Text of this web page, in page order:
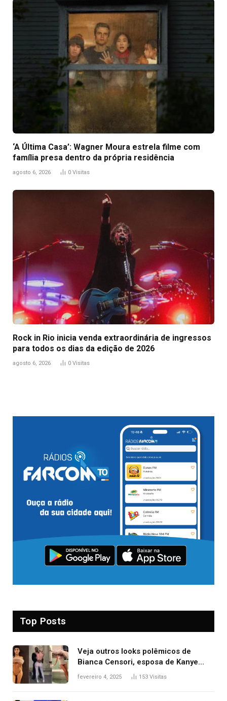
‘A Última Casa’: Wagner Moura estrela filme com
família presa dentro da própria residência
agosto 6, 2026 0 Visitas
Rock in Rio inicia venda extraordinária de ingressos
para todos os dias da edição de 2026
agosto 6, 2026 0 Visitas
Top Posts
Veja outros looks polêmicos de
Bianca Censori, esposa de Kanye
West que apareceu nua no Grammy
fevereiro 4, 2025 153 Visitas